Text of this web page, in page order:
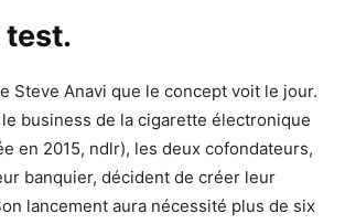
test.
Steve Anavi que le concept voit le jour.
business de la cigarette électronique
en 2015, ndlr), les deux cofondateurs,
banquier, décident de créer leur
lancement aura nécessité plus de six